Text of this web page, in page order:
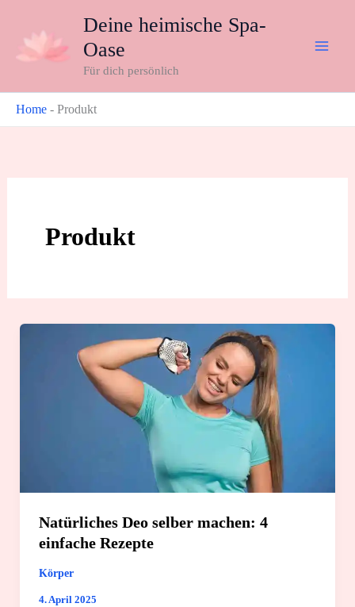
springen
Deine heimische Spa-
Oase
Für dich persönlich
Home - Produkt
Produkt
Natürliches Deo selber machen: 4
einfache Rezepte
Körper
4. April 2025